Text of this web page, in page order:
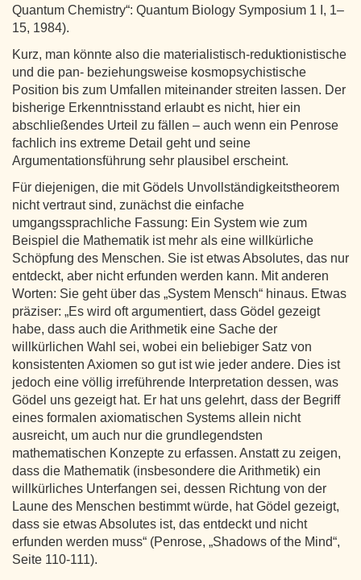
Quantum Chemistry“: Quantum Biology Symposium 1 I, 1–
15, 1984).
Kurz, man könnte also die materialistisch-reduktionistische
und die pan- beziehungsweise kosmopsychistische
Position bis zum Umfallen miteinander streiten lassen. Der
bisherige Erkenntnisstand erlaubt es nicht, hier ein
abschließendes Urteil zu fällen – auch wenn ein Penrose
fachlich ins extreme Detail geht und seine
Argumentationsführung sehr plausibel erscheint.
Für diejenigen, die mit Gödels Unvollständigkeitstheorem
nicht vertraut sind, zunächst die einfache
umgangssprachliche Fassung: Ein System wie zum
Beispiel die Mathematik ist mehr als eine willkürliche
Schöpfung des Menschen. Sie ist etwas Absolutes, das nur
entdeckt, aber nicht erfunden werden kann. Mit anderen
Worten: Sie geht über das „System Mensch“ hinaus. Etwas
präziser: „Es wird oft argumentiert, dass Gödel gezeigt
habe, dass auch die Arithmetik eine Sache der
willkürlichen Wahl sei, wobei ein beliebiger Satz von
konsistenten Axiomen so gut ist wie jeder andere. Dies ist
jedoch eine völlig irreführende Interpretation dessen, was
Gödel uns gezeigt hat. Er hat uns gelehrt, dass der Begriff
eines formalen axiomatischen Systems allein nicht
ausreicht, um auch nur die grundlegendsten
mathematischen Konzepte zu erfassen. Anstatt zu zeigen,
dass die Mathematik (insbesondere die Arithmetik) ein
willkürliches Unterfangen sei, dessen Richtung von der
Laune des Menschen bestimmt würde, hat Gödel gezeigt,
dass sie etwas Absolutes ist, das entdeckt und nicht
erfunden werden muss“ (Penrose, „Shadows of the Mind“,
Seite 110-111).